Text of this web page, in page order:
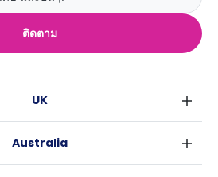
ติดตาม
UK
Australia